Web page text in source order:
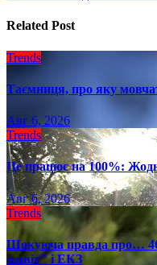
Related Post
Trends
Таємниця, про яку
Авг 6, 2026
Trends
Це працює на 100%:
Авг 6, 2026
Trends
Шокуюча правда про… 46-
живіт" і ЕКЗ